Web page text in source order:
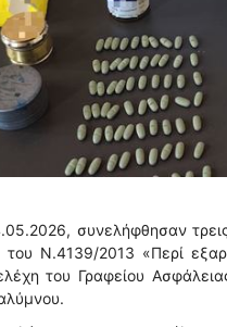
συνελήφθησαν
του N.4139/2013 «Περί
του Γραφείου